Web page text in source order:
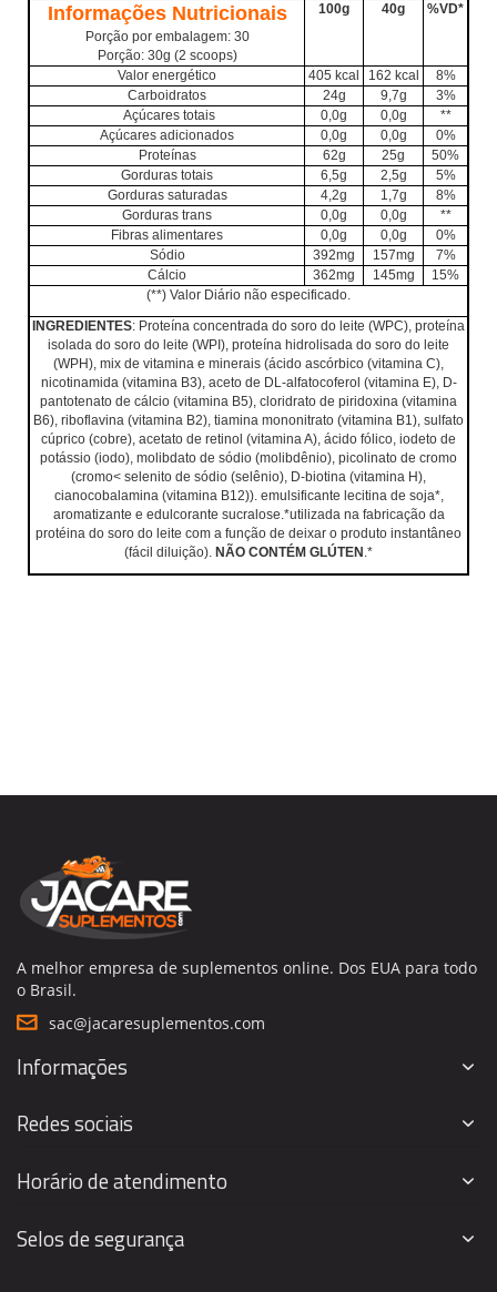
Informações Nutricionais
Porção por embalagem: 30
Porção: 30g (2 scoops)
100g 40g %VD*
Valor energético 405 kcal 162 kcal
8%
Carboidratos
24g 9,7g
3%
Açúcares totais
0,0g 0,0g
**
Açúcares adicionados
0,0g 0,0g
0%
Proteínas
62g 25g
50%
Gorduras totais
6,5g 2,5g
5%
Gorduras saturadas
4,2g 1,7g
8%
Gorduras trans
0,0g 0,0g
**
Fibras alimentares
0,0g 0,0g
0%
Sódio
392mg 157mg
7%
Cálcio
362mg 145mg
15%
(**) Valor Diário não especificado.
INGREDIENTES: Proteína concentrada do soro do leite (WPC), proteína
isolada do soro do leite (WPI), proteína hidrolisada do soro do leite
(WPH), mix de vitamina e minerais (ácido ascórbico (vitamina C),
nicotinamida (vitamina B3), aceto de DL-alfatocoferol (vitamina E), D-
pantotenato de cálcio (vitamina B5), cloridrato de piridoxina (vitamina
B6), riboflavina (vitamina B2), tiamina mononitrato (vitamina B1), sulfato
cúprico (cobre), acetato de retinol (vitamina A), ácido fólico, iodeto de
potássio (iodo), molibdato de sódio (molibdênio), picolinato de cromo
(cromo< selenito de sódio (selênio), D-biotina (vitamina H),
cianocobalamina (vitamina B12)). emulsificante lecitina de soja*,
aromatizante e edulcorante sucralose.*utilizada na fabricação da
protéina do soro do leite com a função de deixar o produto instantâneo
(fácil diluição) NÃO CONTÉM GLÚTEN .*
A melhor empresa de suplementos online. Dos EUA para todo
o Brasil.
sac@jacaresuplementos.com
Informações
Redes sociais
Horário de atendimento
Selos de segurança